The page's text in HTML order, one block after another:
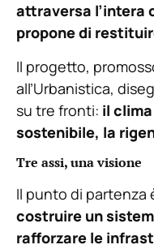
attraversa l’intera
propone di
Il progetto,
all’Urbanistica,
su tre fronti: il
sostenibile, la
Tre assi, una visione
Il punto di partenza
costruire un
rafforzare le